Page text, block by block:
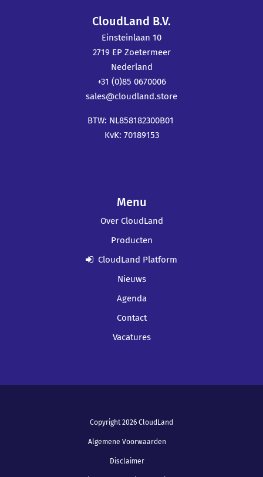
CloudLand B.V.
Einsteinlaan 10
2719 EP Zoetermeer
Nederland
+31 (0)85 0670006
sales@cloudland.store
BTW: NL858182300B01
KvK: 70189153
Menu
Over CloudLand
Producten
CloudLand Platform
Nieuws
Agenda
Contact
Vacatures
Copyright 2026 CloudLand
Algemene Voorwaarden
Disclaimer